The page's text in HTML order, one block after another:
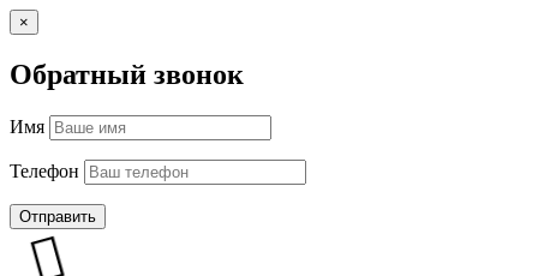
×
Обратный звонок
Имя
Телефон
Отправить